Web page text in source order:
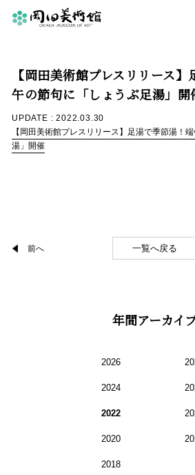
【岡田美術館プレスリリース
午の節句に「しょうぶ足湯」開
UPDATE : 2022.03.30
【岡田美術館プレスリリース】足湯で季節湯！
湯」開催
前へ 一覧へ戻る
年間アーカイ
2026
2024
2022
2020
2018